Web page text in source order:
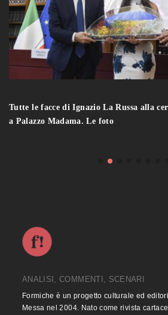
Tutte le facce di Ignazio La Russa alla
a Palazzo Madama. Le foto
ANALISI, COMMENTI, SCENARI
Formiche è un progetto culturale ed
Messa nel 2004. Nato come rivista